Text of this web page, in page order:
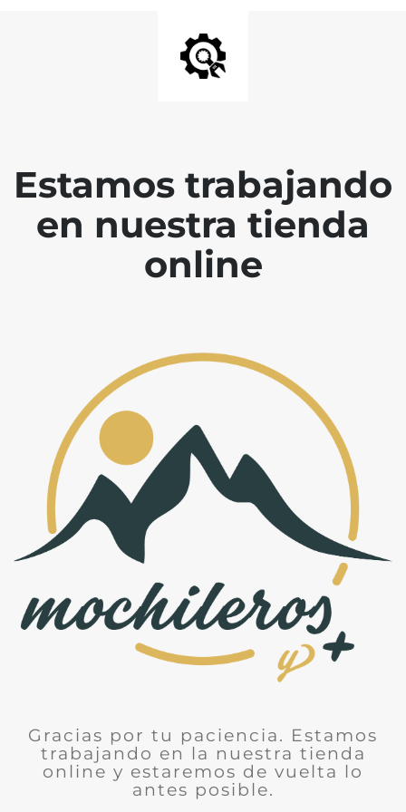
Estamos trabajando
en nuestra tienda
online
Gracias por tu paciencia. Estamos
trabajando en la nuestra tienda
online y estaremos de vuelta lo
antes posible.